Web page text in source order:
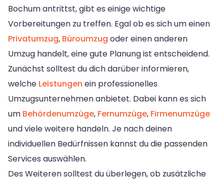
Bochum antrittst, gibt es einige wichtige
Vorbereitungen zu treffen. Egal ob es sich um einen
Privatumzug, Büroumzug oder einen anderen
Umzug handelt, eine gute Planung ist entscheidend.
Zunächst solltest du dich darüber informieren,
welche Leistungen ein professionelles
Umzugsunternehmen anbietet. Dabei kann es sich
um Behördenumzüge, Fernumzüge, Firmenumzüge
und viele weitere handeln. Je nach deinen
individuellen Bedürfnissen kannst du die passenden
Services auswählen.
Des Weiteren solltest du überlegen, ob zusätzliche